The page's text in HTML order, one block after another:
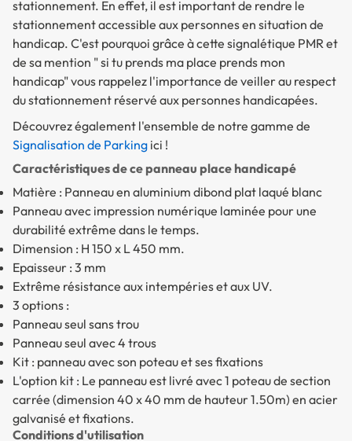
stationnement. En effet, il est important de rendre le
stationnement accessible aux personnes en situation de
handicap. C'est pourquoi grâce à cette signalétique PMR et
de sa mention " si tu prends ma place prends mon
handicap" vous rappelez l'importance de veiller au respect
du stationnement réservé aux personnes handicapées.
Découvrez également l'ensemble de notre gamme de
Signalisation de Parking ici !
Caractéristiques de ce panneau place handicapé
Matière : Panneau en aluminium dibond plat laqué blanc
Panneau avec impression numérique laminée pour une
durabilité extrême dans le temps.
Dimension : H 150 x L 450 mm.
Epaisseur : 3 mm
Extrême résistance aux intempéries et aux UV.
3 options :
Panneau seul sans trou
Panneau seul avec 4 trous
Kit : panneau avec son poteau et ses fixations
L'option kit : Le panneau est livré avec 1 poteau de section
carrée (dimension 40 x 40 mm de hauteur 1.50m) en acier
galvanisé et fixations.
Conditions d'utilisation